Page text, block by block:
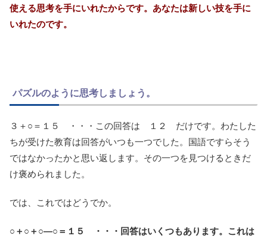
使える思考を手にいれたからです。あなたは新しい技を手に
いれたのです。
パズルのように思考しましょう。
３＋○＝１５ ・・・この回答は １２ だけです。わたした
ちが受けた教育は回答がいつも一つでした。国語ですらそう
ではなかったかと思い返します。その一つを見つけるときだ
け褒められました。
では、これではどうでか。
○＋○＋○―○＝１５ ・・・回答はいくつもあります。これは